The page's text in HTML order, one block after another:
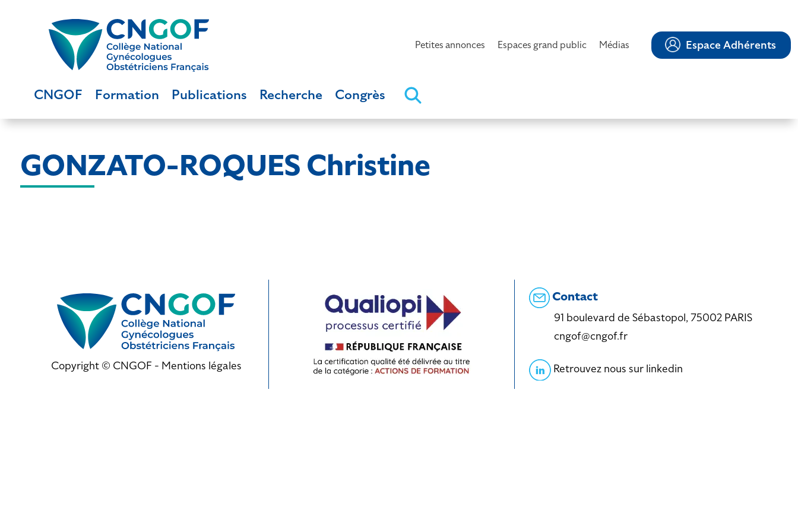
Petites annonces Espaces grand public Médias Espace Adhérents
CNGOF Formation Publications Recherche Congrès
GONZATO-ROQUES Christine
Copyright © CNGOF - Mentions légales
Contact
91 boulevard de Sébastopol, 75002 PARIS
cngof@cngof.fr
Retrouvez nous sur linkedin